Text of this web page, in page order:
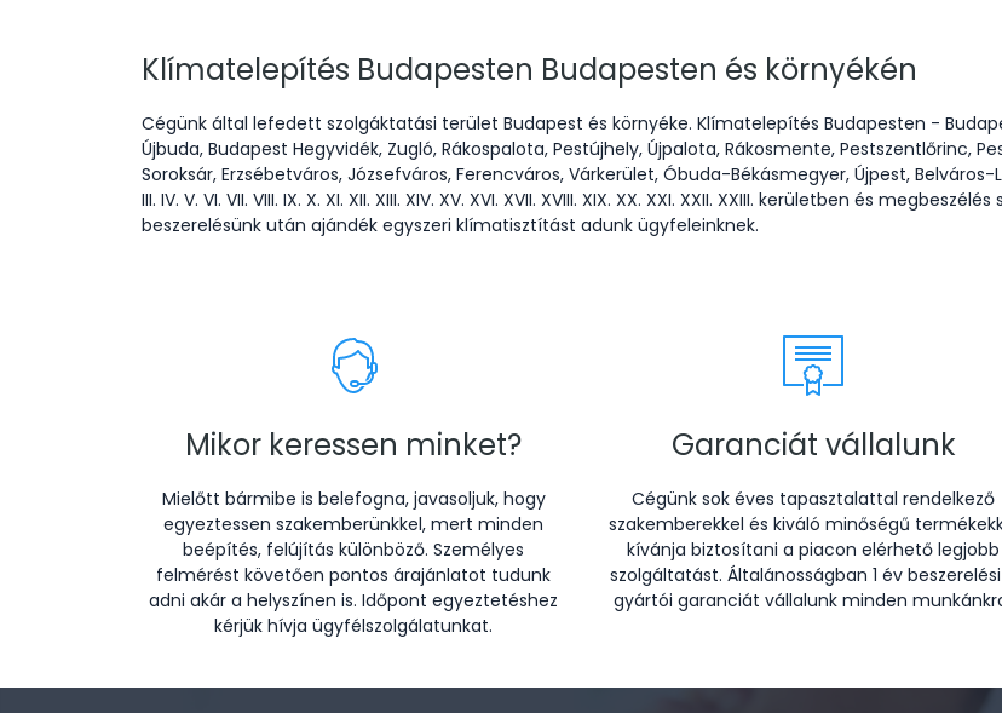
Klímatelepítés Budapesten Budapesten és környékén
Cégünk által lefedett szolgáktatási terület Budapest és környéke. Klímatelepítés Budapesten -
Újbuda, Budapest Hegyvidék, Zugló, Rákospalota, Pestújhely, Újpalota, Rákosmente, Pestszentlőrinc,
Soroksár, Erzsébetváros, Józsefváros, Ferencváros, Várkerület, Óbuda-Békásmegyer, Újpest,
III. IV. V. VI. VII. VIII. IX. X. XI. XII. XIII. XIV. XV. XVI. XVII. XVIII. XIX. XX. XXI. XXII. XXIII. kerületben és
beszerelésünk után ajándék egyszeri klímatisztítást adunk ügyfeleinknek.
Mikor keressen minket?
Mielőtt bármibe is belefogna, javasoljuk, hogy
egyeztessen szakemberünkkel, mert minden
beépítés, felújítás különböző. Személyes
felmérést követően pontos árajánlatot tudunk
adni akár a helyszínen is. Időpont egyeztetéshez
kérjük hívja ügyfélszolgálatunkat.
Garanciát vállalunk
Cégünk sok éves tapasztalattal rendelkező
szakemberekkel és kiváló minőségű
kívánja biztosítani a piacon elérhető legjobb
szolgáltatást. Általánosságban 1 év
gyártói garanciát vállalunk minden